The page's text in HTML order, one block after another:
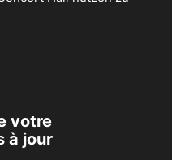
votre
à jour